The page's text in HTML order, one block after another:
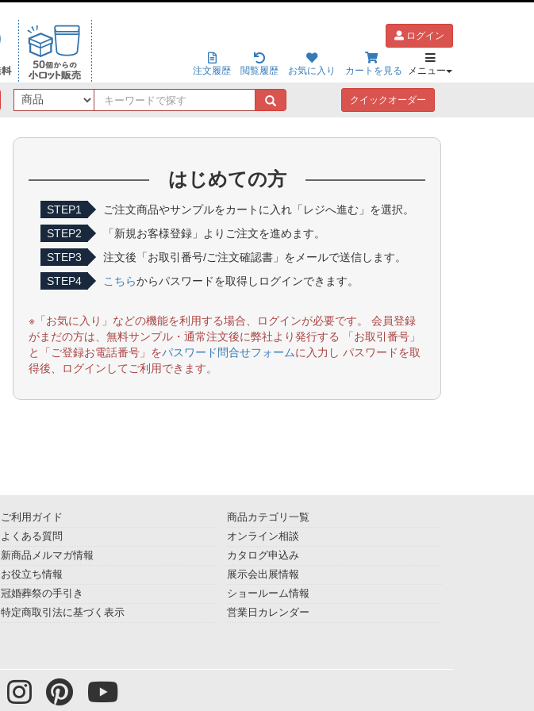
ログイン
注文履歴 閲覧履歴 お気に入り カートを見る メニュー
キ
ー
で
探
す
クイックオーダー
はじめての方
STEP1
ご注文商品やサンプルをカートに入れ「レジへ進む」を選択。
STEP2
「新規お客様登録」よりご注文を進めます。
STEP3
注文後「お取引番号/ご注文確認書」をメールで送信します。
STEP4
こちらからパスワードを取得しログインできます。
※「お気に入り」などの機能を利用する場合、ログインが必要です。 会員登録
がまだの方は、無料サンプル・通常注文後に弊社より発行する 「お取引番号」
と「ご登録お電話番号」をパスワード問合せフォームに入力し パスワードを取
得後、ログインしてご利用できます。
ご利用ガイド
よくある質問
新商品メルマガ情報
お役立ち情報
冠婚葬祭の手引き
特定商取引法に基づく表示
商品カテゴリ一覧
オンライン相談
カタログ申込み
展示会出展情報
ショールーム情報
営業日カレンダー